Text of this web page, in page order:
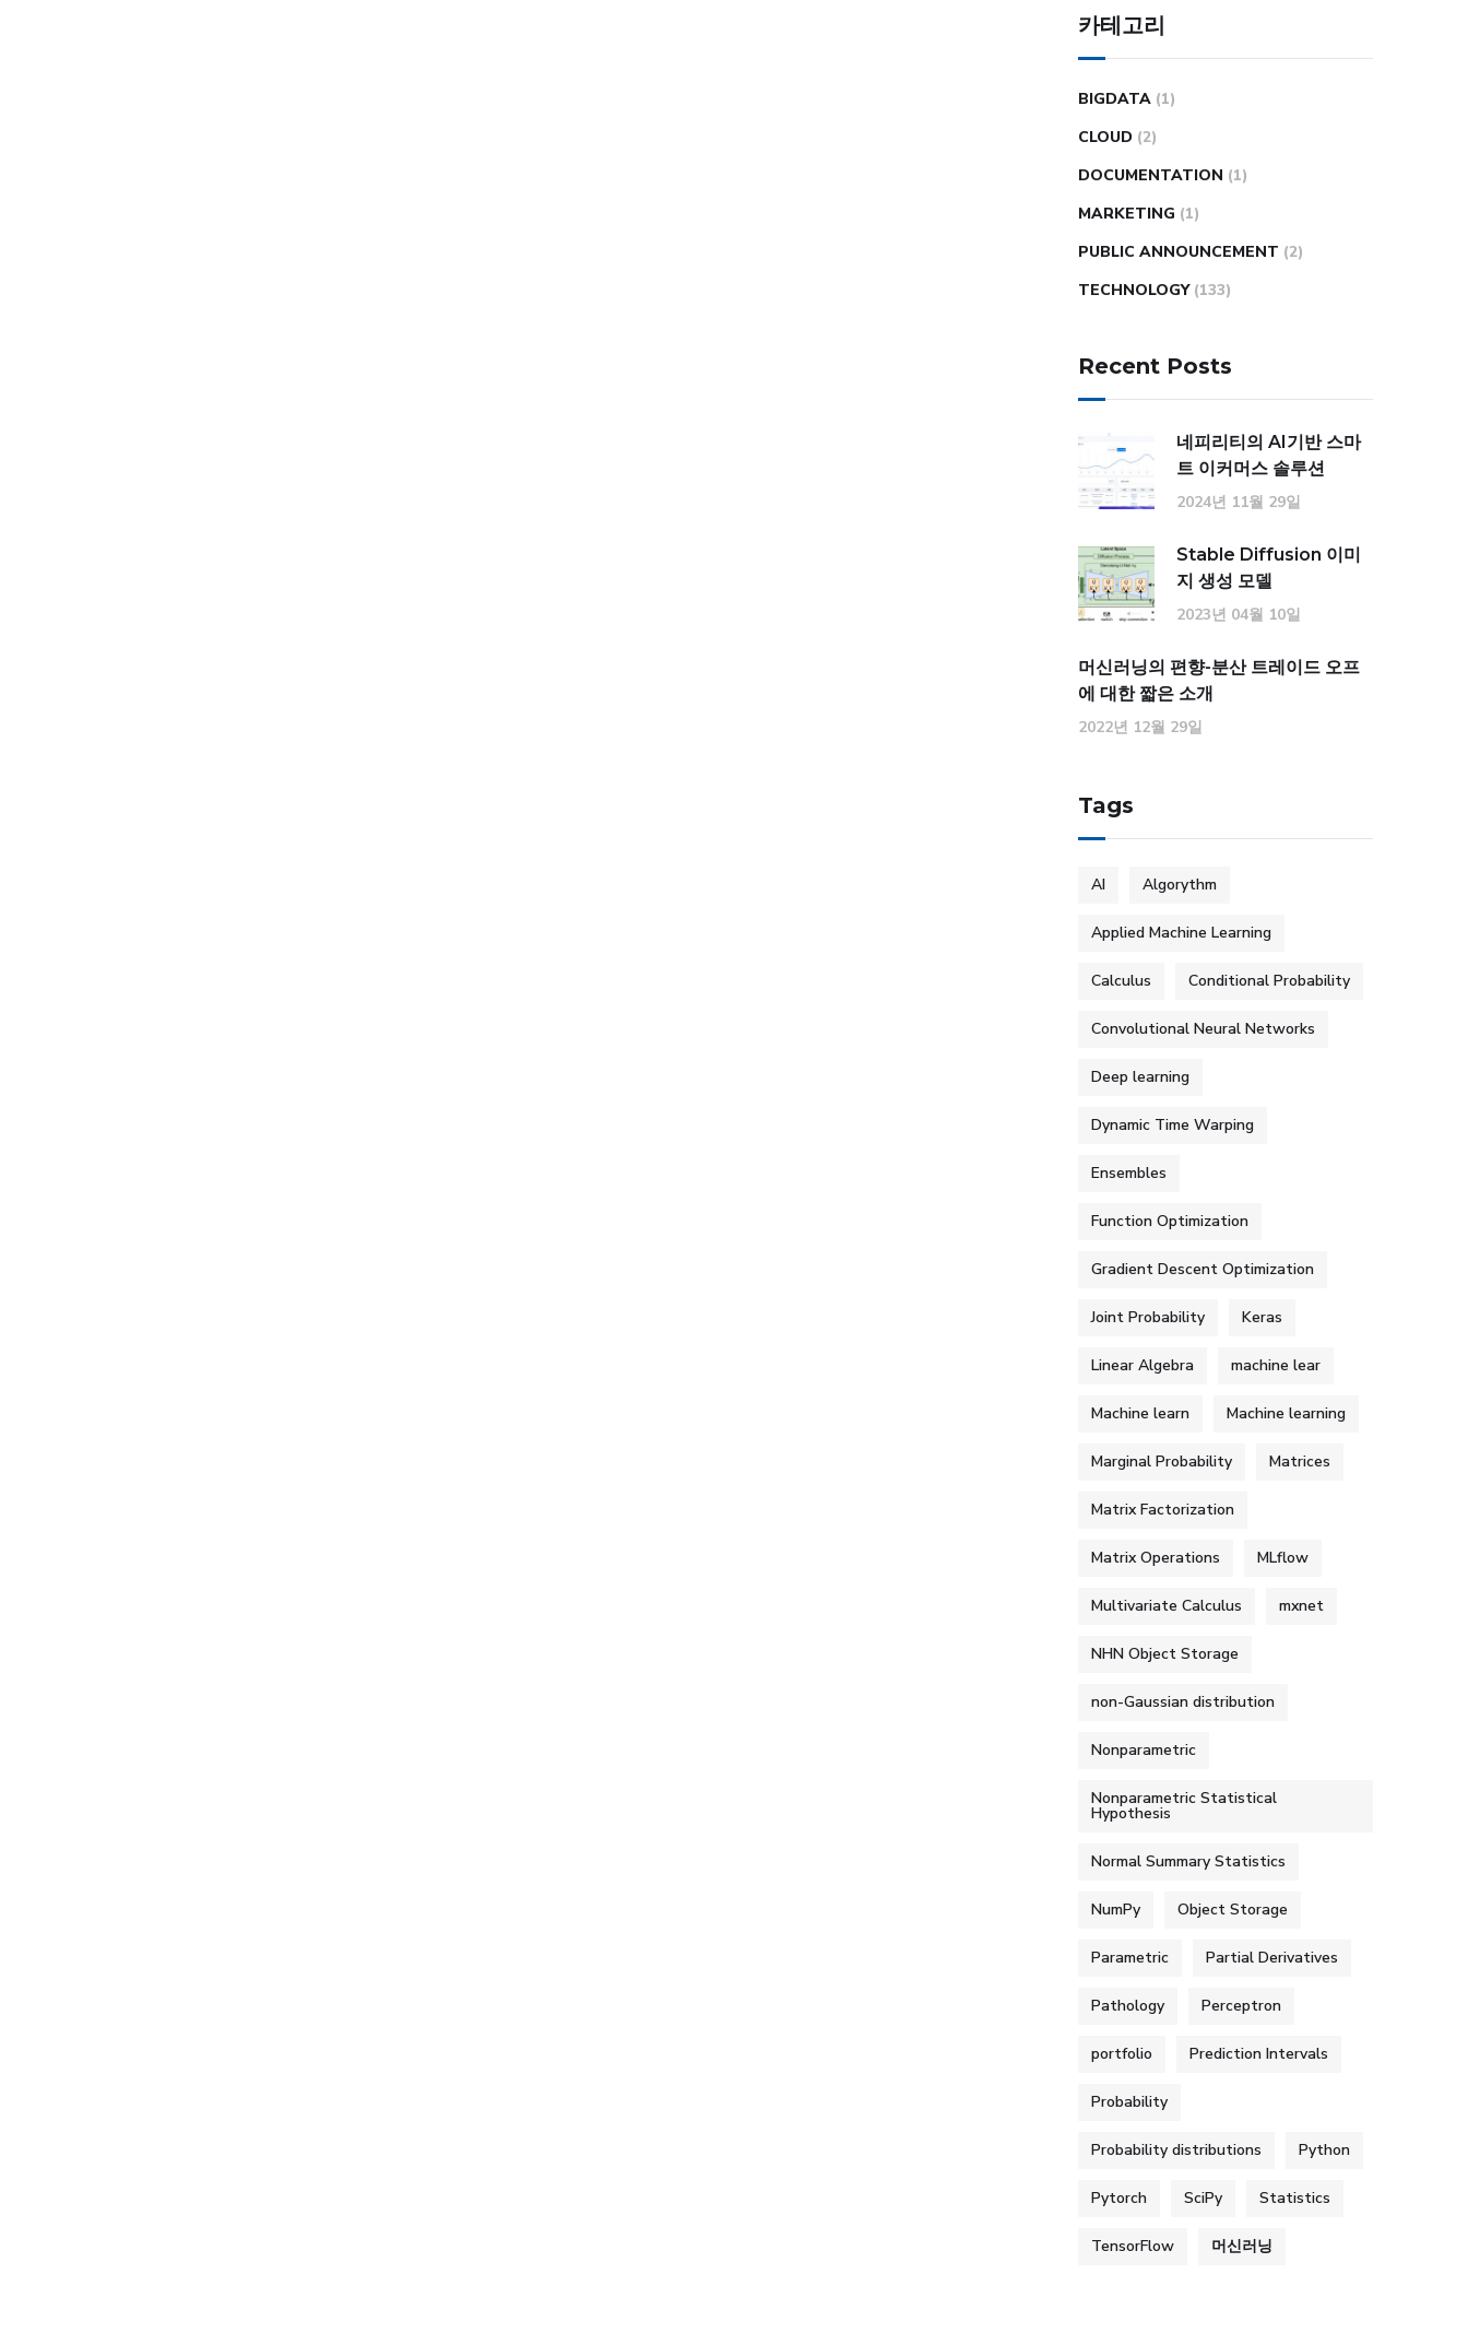
카테고리
BIGDATA (1)
CLOUD (2)
DOCUMENTATION (1)
MARKETING (1)
PUBLIC ANNOUNCEMENT (2)
TECHNOLOGY (133)
Recent Posts
네피리티의 AI기반 스마
트 이커머스 솔루션
2024년 11월 29일
Stable Diffusion 이미
지 생성 모델
2023년 04월 10일
머신러닝의 편향-분산 트레이드 오프
에 대한 짧은 소개
2022년 12월 29일
Tags
AI Algorythm
Applied Machine Learning
Calculus Conditional Probability
Convolutional Neural Networks
Deep learning
Dynamic Time Warping
Ensembles
Function Optimization
Gradient Descent Optimization
Joint Probability Keras
Linear Algebra machine lear
Machine learn Machine learning
Marginal Probability Matrices
Matrix Factorization
Matrix Operations MLflow
Multivariate Calculus mxnet
NHN Object Storage
non-Gaussian distribution
Nonparametric
Nonparametric Statistical
Hypothesis
Normal Summary Statistics
NumPy Object Storage
Parametric Partial Derivatives
Pathology Perceptron
portfolio Prediction Intervals
Probability
Probability distributions Python
Pytorch SciPy Statistics
TensorFlow 머신러닝